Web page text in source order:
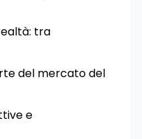
tra
del mercato del
e